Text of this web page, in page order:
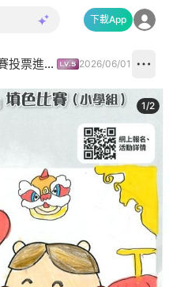
下載App
「我的Chill賞假期」填色比賽投票進行中✅ 2026/06/01
1/2